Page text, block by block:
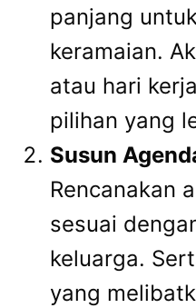
panjang
keramaian.
atau hari
pilihan yang
Susun
Rencanakan
sesuai
keluarga.
yang